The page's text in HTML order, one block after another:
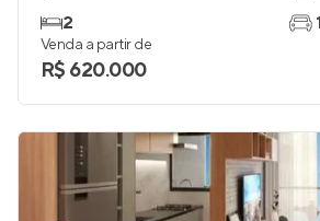
2
Venda a partir de
R$ 620.000